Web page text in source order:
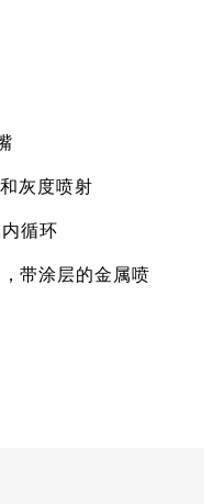
灰度喷射
循环
带涂层的金属喷